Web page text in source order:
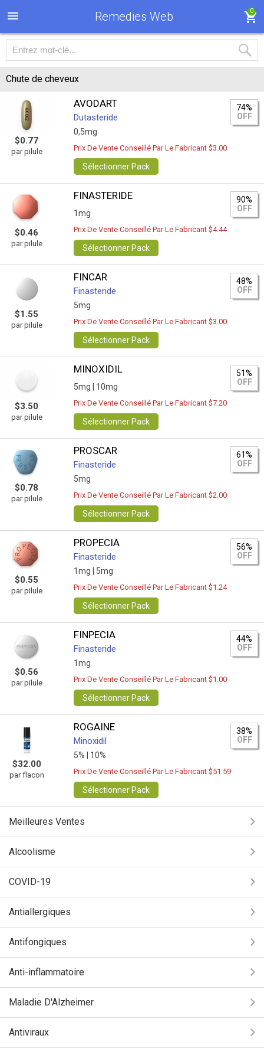
Remedies Web 0
Chute de cheveux
$0.77
par pilule
AVODART
Dutasteride
0,5mg
74%
OFF
Prix De Vente Conseillé Par Le Fabricant $3.00
Sélectionner Pack
$0.46
par pilule
FINASTERIDE
1mg
90%
OFF
Prix De Vente Conseillé Par Le Fabricant $4.44
Sélectionner Pack
$1.55
par pilule
FINCAR
Finasteride
5mg
48%
OFF
Prix De Vente Conseillé Par Le Fabricant $3.00
Sélectionner Pack
$3.50
par pilule
MINOXIDIL
5mg | 10mg
51%
OFF
Prix De Vente Conseillé Par Le Fabricant $7.20
Sélectionner Pack
$0.78
par pilule
PROSCAR
Finasteride
5mg
61%
OFF
Prix De Vente Conseillé Par Le Fabricant $2.00
Sélectionner Pack
$0.55
par pilule
PROPECIA
Finasteride
1mg | 5mg
56%
OFF
Prix De Vente Conseillé Par Le Fabricant $1.24
Sélectionner Pack
$0.56
par pilule
FINPECIA
Finasteride
1mg
44%
OFF
Prix De Vente Conseillé Par Le Fabricant $1.00
Sélectionner Pack
$32.00
par flacon
ROGAINE
Minoxidil
5% | 10%
38%
OFF
Prix De Vente Conseillé Par Le Fabricant $51.59
Sélectionner Pack
Meilleures Ventes
Alcoolisme
COVID-19
Antiallergiques
Antifongiques
Anti-inflammatoire
Maladie D'Alzheimer
Antiviraux